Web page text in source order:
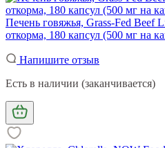
Печень говяжья, Grass-Fed Beef
откорма, 180 капсул (500 мг на
Напишите отзыв
Есть в наличии (заканчивается)